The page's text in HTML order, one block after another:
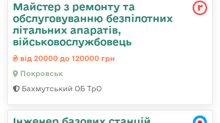
Майстер з ремонту та
обслуговуванню безпілотних
літальних апаратів,
військовослужбовець
від 20000 до 120000 грн
Покровськ
Бахмутський ОБ ТрО